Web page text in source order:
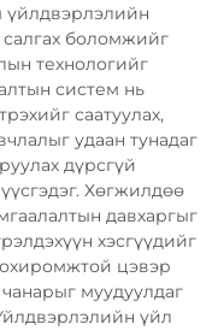
үйлдвэрлэлийн
салгах боломжийг
технологийг
систем нь
саатуулах,
удаан тунадаг
дүрсгүй
Хөгжилдөө
давхаргыг
хэсгүүдийг
цэвэр
муудуулдаг
үйл